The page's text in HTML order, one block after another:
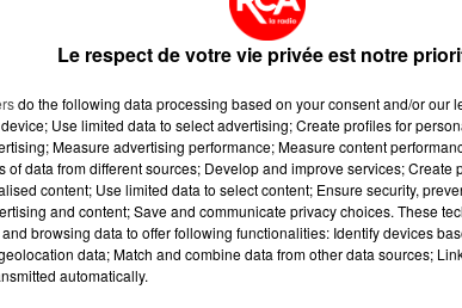
compétition, née en 2005 et dédiée aux
C'est le club Don Bosco Cécifoot Nantes qui
présentes.
des non voyants. On retrouvera Nantes,
et Anderlecht. Et la B2/B3, qui comprend les
AVH, Villeurbanne, Liège et Neuchâtel.
le n°8 du FC Nantes. Rendez-vous ce
de l'Eraudière, à Nantes.
Le respect de votre vie privée est notre
do the following data processing based on your consent and/or our
Use limited data to select advertising; Create profiles for
Measure advertising performance; Measure content
of data from different sources; Develop and improve services; Create
content; Use limited data to select content; Ensure security,
and content; Save and communicate privacy choices. These
browsing data to offer following functionalities: Identify devices
data; Match and combine data from other data sources;
automatically.